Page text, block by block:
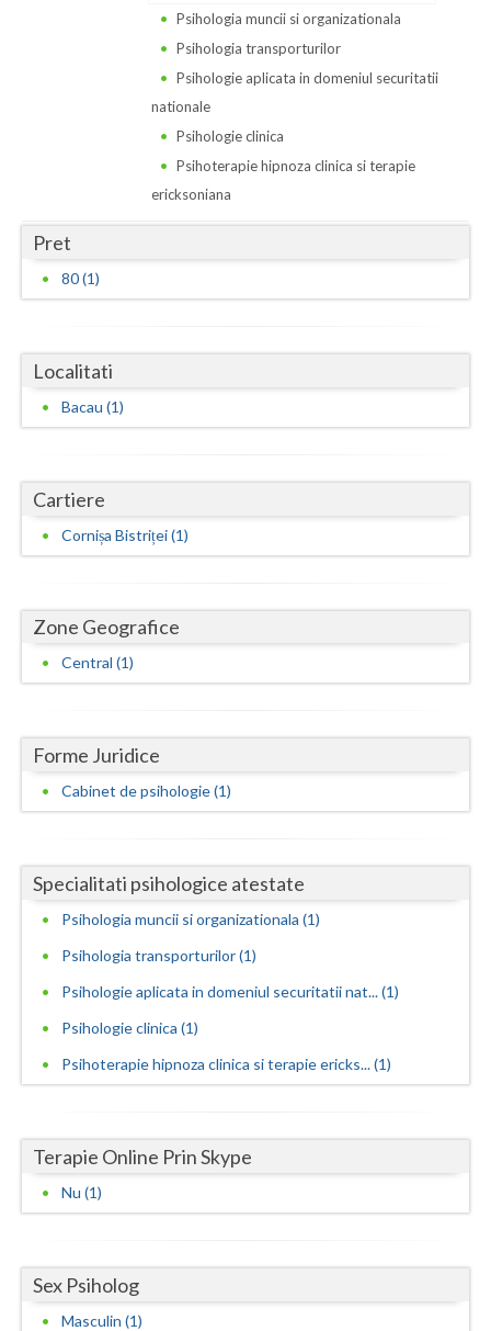
Gorj
Harghita
Ialomita
Iasi
Maramures
Mehedinti
Neamt
Salaj
Satu-Mare
Suceava
Tulcea
Valcea
Vrancea
Psihologia muncii si organizationala
Psihologia transporturilor
Psihologie aplicata in domeniul securitatii
nationale
Psihologie clinica
Psihoterapie hipnoza clinica si terapie
ericksoniana
Pret
80 (1)
Localitati
Bacau (1)
Cartiere
Cornișa Bistriței (1)
Zone Geografice
Central (1)
Forme Juridice
Cabinet de psihologie (1)
Specialitati psihologice atestate
Psihologia muncii si organizationala (1)
Psihologia transporturilor (1)
Psihologie aplicata in domeniul securitatii nat... (1)
Psihologie clinica (1)
Psihoterapie hipnoza clinica si terapie ericks... (1)
Terapie Online Prin Skype
Nu (1)
Sex Psiholog
Masculin (1)